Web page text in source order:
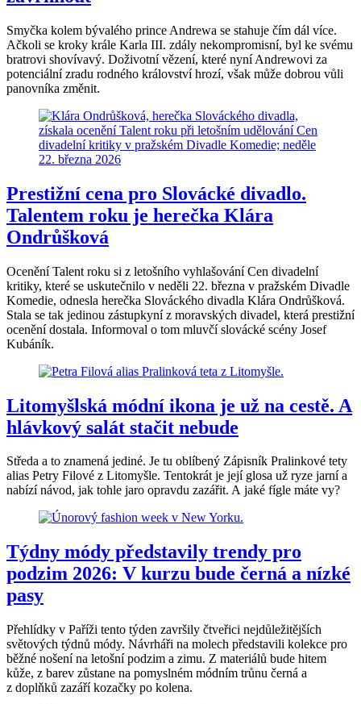
Smyčka kolem bývalého prince Andrewa se stahuje čím dál více.
Ačkoli se kroky krále Karla III. zdály nekompromisní, byl ke svému
bratrovi shovívavý. Doživotní vězení, které nyní Andrewovi za
potenciální zradu rodného království hrozí, však může dobrou vůli
panovníka změnit.
Prestižní cena pro Slovácké divadlo.
Talentem roku je herečka Klára
Ondrůšková
Ocenění Talent roku si z letošního vyhlašování Cen divadelní
kritiky, které se uskutečnilo v neděli 22. března v pražském Divadle
Komedie, odnesla herečka Slováckého divadla Klára Ondrůšková.
Stala se tak jedinou zástupkyní z moravských divadel, která prestižní
ocenění dostala. Informoval o tom mluvčí slovácké scény Josef
Kubáník.
Litomyšlská módní ikona je už na cestě. A
hlávkový salát stačit nebude
Středa a to znamená jediné. Je tu oblíbený Zápisník Pralinkové tety
alias Petry Filové z Litomyšle. Tentokrát je její glosa už ryze jarní a
nabízí návod, jak tohle jaro opravdu zazářit. A jaké fígle máte vy?
Týdny módy představily trendy pro
podzim 2026: V kurzu bude černá a nízké
pasy
Přehlídky v Paříži tento týden završily čtveřici nejdůležitějších
světových týdnů módy. Návrháři na molech představili kolekce pro
běžné nošení na letošní podzim a zimu. Z materiálů bude hitem
kůže, z barev zůstane na pomyslném módním trůnu černá a
z doplňků zazáří kozačky po kolena.